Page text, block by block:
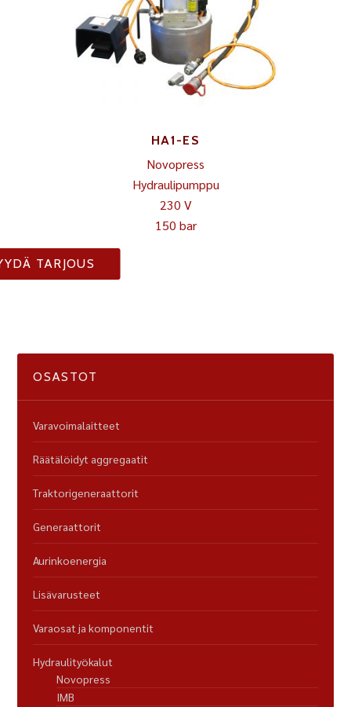
HA1-ES
Novopress
Hydraulipumppu
230 V
150 bar
TARJOUS
OSASTOT
Varavoimalaitteet
Räätälöidyt aggregaatit
Traktorigeneraattorit
Generaattorit
Aurinkoenergia
Lisävarusteet
Varaosat ja komponentit
Hydraulityökalut
Novopress
IMB